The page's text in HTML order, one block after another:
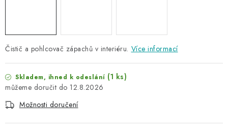
Čistič a pohlcovač zápachů v interiéru. Více informací
Skladem, ihned k odeslání (1 ks)
12.8.2026
Možnosti doručení